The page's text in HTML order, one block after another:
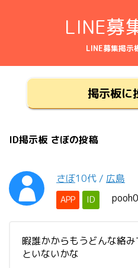
LINE募
LINE募集掲示
掲示板に
ID掲示板 さぼの投稿
さぼ10代 / 広島
APP ID
暇誰かからもうどんな絡
といないかな